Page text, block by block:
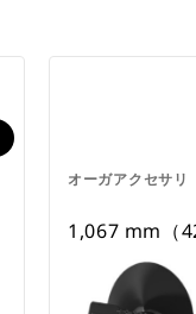
オーガアクセサリ
1,067 mm（